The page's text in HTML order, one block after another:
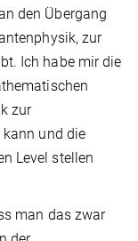
den Übergang
zur
Ich habe mir die
zur
und die
Level stellen
man das zwar